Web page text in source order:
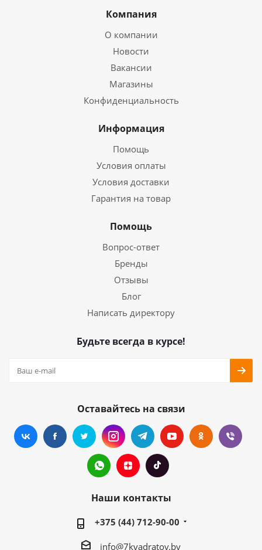
Компания
О компании
Новости
Вакансии
Магазины
Конфиденциальность
Информация
Помощь
Условия оплаты
Условия доставки
Гарантия на товар
Помощь
Вопрос-ответ
Бренды
Отзывы
Блог
Написать директору
Будьте всегда в курсе!
Оставайтесь на связи
Наши контакты
+375 (44) 712-90-00
info@7kvadratov.by